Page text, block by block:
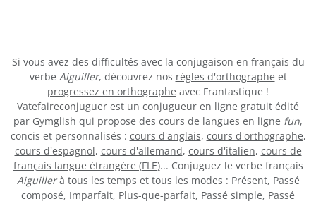
Si vous avez des difficultés avec la conjugaison en français du
verbe Aiguiller, découvrez nos règles d'orthographe et
progressez en orthographe avec Frantastique !
Vatefaireconjuguer est un conjugueur en ligne gratuit édité
par Gymglish qui propose des cours de langues en ligne fun,
concis et personnalisés : cours d'anglais, cours d'orthographe,
cours d'espagnol, cours d'allemand, cours d'italien, cours de
français langue étrangère (FLE)... Conjuguez le verbe français
Aiguillerà tous les temps et tous les modes : Présent, Passé
composé, Imparfait, Plus-que-parfait, Passé simple, Passé